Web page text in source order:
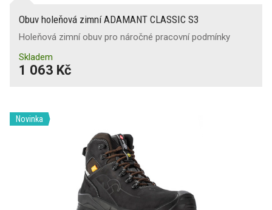
Obuv holeňová zimní ADAMANT CLASSIC S3
Holeňová zimní obuv pro náročné pracovní podmínky
Skladem
1 063 Kč
Novinka